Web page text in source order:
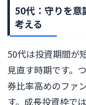
50代：守りを意
考える
50代は投資期間が
見直す時期です。
券比率高めのファ
す。成長投資枠で